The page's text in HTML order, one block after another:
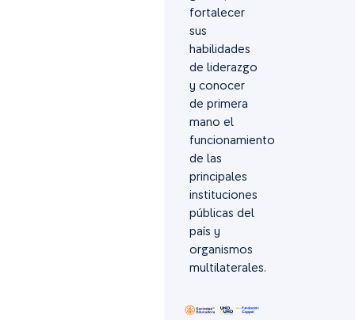
fortalecer
sus
habilidades
de liderazgo
y conocer
de primera
mano el
funcionamiento
de las
principales
instituciones
públicas del
país y
organismos
multilaterales.